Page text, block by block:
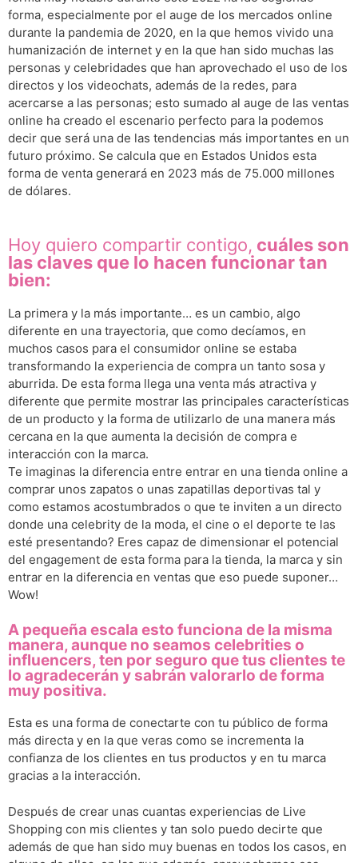
forma, especialmente por el auge de los mercados online
durante la pandemia de 2020, en la que hemos vivido una
humanización de internet y en la que han sido muchas las
personas y celebridades que han aprovechado el uso de los
directos y los videochats, además de la redes, para
acercarse a las personas; esto sumado al auge de las ventas
online ha creado el escenario perfecto para la podemos
decir que será una de las tendencias más importantes en un
futuro próximo. Se calcula que en Estados Unidos esta
forma de venta generará en 2023 más de 75.000 millones
de dólares.
Hoy quiero compartir contigo, cuáles son
las claves que lo hacen funcionar tan
bien:
La primera y la más importante… es un cambio, algo
diferente en una trayectoria, que como decíamos, en
muchos casos para el consumidor online se estaba
transformando la experiencia de compra un tanto sosa y
aburrida. De esta forma llega una venta más atractiva y
diferente que permite mostrar las principales características
de un producto y la forma de utilizarlo de una manera más
cercana en la que aumenta la decisión de compra e
interacción con la marca.
Te imaginas la diferencia entre entrar en una tienda online a
comprar unos zapatos o unas zapatillas deportivas tal y
como estamos acostumbrados o que te inviten a un directo
donde una celebrity de la moda, el cine o el deporte te las
esté presentando? Eres capaz de dimensionar el potencial
del engagement de esta forma para la tienda, la marca y sin
entrar en la diferencia en ventas que eso puede suponer…
Wow!
A pequeña escala esto funciona de la misma
manera, aunque no seamos celebrities o
influencers, ten por seguro que tus clientes te
lo agradecerán y sabrán valorarlo de forma
muy positiva.
Esta es una forma de conectarte con tu público de forma
más directa y en la que veras como se incrementa la
confianza de los clientes en tus productos y en tu marca
gracias a la interacción.
Después de crear unas cuantas experiencias de Live
Shopping con mis clientes y tan solo puedo decirte que
además de que han sido muy buenas en todos los casos, en